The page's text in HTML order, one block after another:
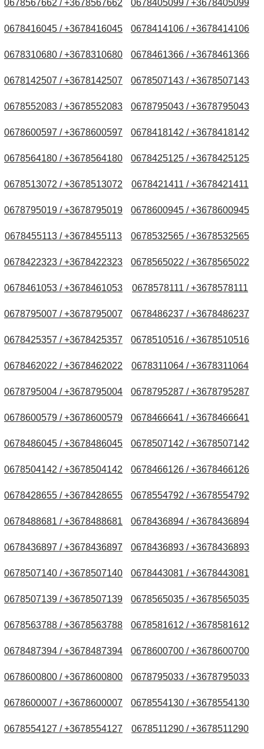
0678567662 / +3678567662 0678405099 / +3678405099
0678416045 / +3678416045 0678414106 / +3678414106
0678310680 / +3678310680 0678461366 / +3678461366
0678142507 / +3678142507 0678507143 / +3678507143
0678552083 / +3678552083 0678795043 / +3678795043
0678600597 / +3678600597 0678418142 / +3678418142
0678564180 / +3678564180 0678425125 / +3678425125
0678513072 / +3678513072 0678421411 / +3678421411
0678795019 / +3678795019 0678600945 / +3678600945
0678455113 / +3678455113 0678532565 / +3678532565
0678422323 / +3678422323 0678565022 / +3678565022
0678461053 / +3678461053 0678578111 / +3678578111
0678795007 / +3678795007 0678486237 / +3678486237
0678425357 / +3678425357 0678510516 / +3678510516
0678462022 / +3678462022 0678311064 / +3678311064
0678795004 / +3678795004 0678795287 / +3678795287
0678600579 / +3678600579 0678466641 / +3678466641
0678486045 / +3678486045 0678507142 / +3678507142
0678504142 / +3678504142 0678466126 / +3678466126
0678428655 / +3678428655 0678554792 / +3678554792
0678488681 / +3678488681 0678436894 / +3678436894
0678436897 / +3678436897 0678436893 / +3678436893
0678507140 / +3678507140 0678443081 / +3678443081
0678507139 / +3678507139 0678565035 / +3678565035
0678563788 / +3678563788 0678581612 / +3678581612
0678487394 / +3678487394 0678600700 / +3678600700
0678600800 / +3678600800 0678795033 / +3678795033
0678600007 / +3678600007 0678554130 / +3678554130
0678554127 / +3678554127 0678511290 / +3678511290